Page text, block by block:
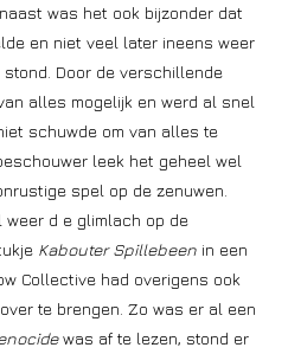
was het ook bijzonder dat
en niet veel later ineens weer
Door de verschillende
alles mogelijk en werd al snel
schuwde om van alles te
leek het geheel wel
spel op de zenuwen.
weer d e glimlach op de
Kabouter Spillebeen in een
Collective had overigens ook
te brengen. Zo was er al een
was af te lezen, stond er